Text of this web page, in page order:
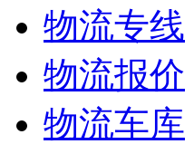
物流专线
物流报价
物流车库